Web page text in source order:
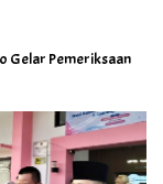
Gelar Pemeriksaan